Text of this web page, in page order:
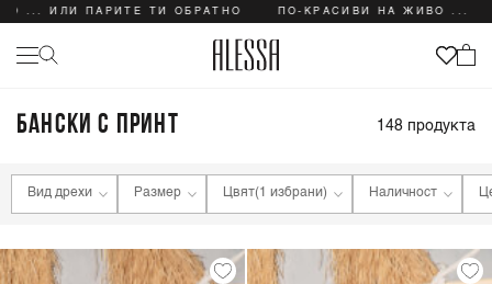
ПАРИТЕ ТИ ОБРАТНО ПО-КРАСИВИ НА ЖИВО ... ИЛИ
БАНСКИ С ПРИНТ 148 продукта
Вид дрехи Размер Цвят(1 избрани) Наличност